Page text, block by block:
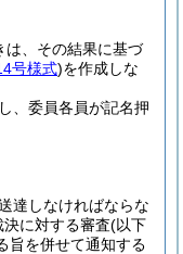
は、その結果に基づ
号様式)を作成しな
、委員各員が記名押
達しなければならな
に対する審査(以下
旨を併せて通知する